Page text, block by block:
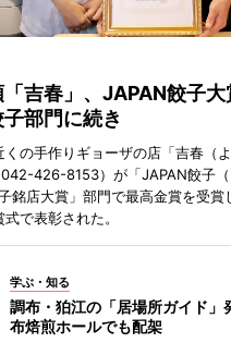
「吉春」、JAPAN餃子
部門に続き
くの手作りギョーザの店「吉春（
426-8153）が「JAPAN餃子
銘店大賞」部門で最高金賞を受賞
で表彰された。
学ぶ・知る
調布・狛江の「居場所ガイド
布焙煎ホールでも配架